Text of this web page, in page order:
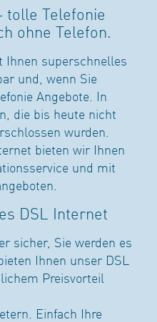
tolle Telefonie
ohne Telefon.
superschnelles
und, wenn Sie
Angebote. In
die bis heute nicht
wurden.
bieten wir Ihnen
und mit
DSL Internet
sicher, Sie werden es
Ihnen unser DSL
Preisvorteil
Einfach Ihre